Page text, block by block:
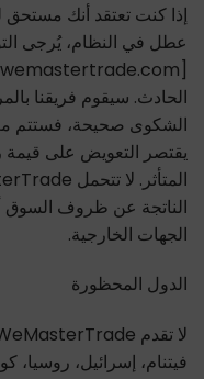
إذا كنت تعتقد أنك
عطل في النظام، يُرجى
يقتصر التعويض على
الناتجة عن ظروف السوق
الجهات الخارجية.
الدول المحظورة
فيتنام، إسرائيل، روسيا،